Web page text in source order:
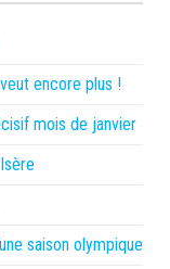
encore plus !
mois de janvier
saison olympique